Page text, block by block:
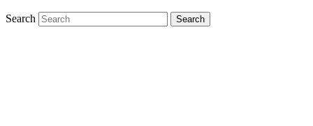
Search Search